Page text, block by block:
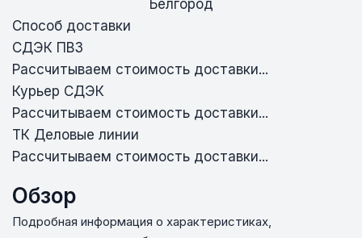
Белгород
Способ доставки
СДЭК ПВЗ
Рассчитываем стоимость доставки...
Курьер СДЭК
Рассчитываем стоимость доставки...
ТК Деловые линии
Рассчитываем стоимость доставки...
Обзор
Подробная информация о характеристиках,